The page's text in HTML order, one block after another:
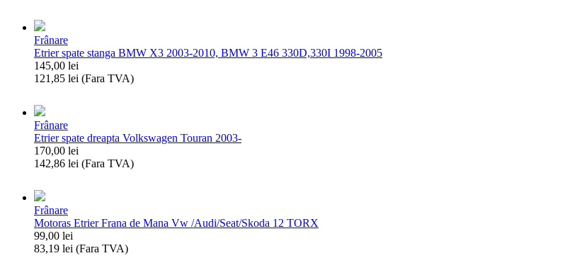
Set
2
etriere
frana
spate
electrice
cu
motoras
integrat
stanga
+
dreapta
Volkswagen
Golf
VII,
Volkswagen
Touran,
Frânare
Etrier spate stanga BMW X3 2003-2010, BMW 3 E46 330D,330I 1998-2005
145,00 lei
121,85 lei (Fara TVA)
Etrier
spate
stanga
BMW
X3
2003-
BMW
3
E46
330D,330I
1998-
2005
Frânare
Etrier spate dreapta Volkswagen Touran 2003-
170,00 lei
142,86 lei (Fara TVA)
Etrier
spate
dreapta
Volkswagen
Touran
2003-
Frânare
Motoras Etrier Frana de Mana Vw /Audi/Seat/Skoda 12 TORX
99,00 lei
83,19 lei (Fara TVA)